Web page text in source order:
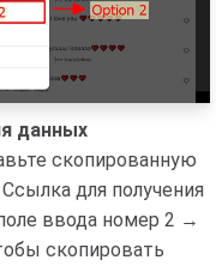
данных
скопированную
для получения
ввода номер 2 →
скопировать